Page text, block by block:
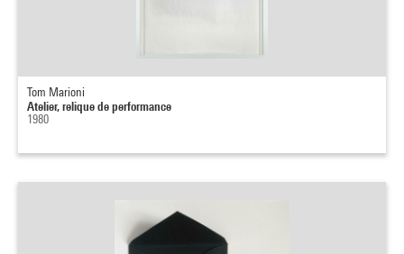
Tom Marioni
Atelier, relique de performance
1980